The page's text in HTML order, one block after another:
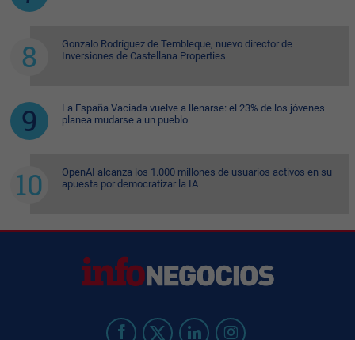
Gonzalo Rodríguez de Tembleque, nuevo director de
Inversiones de Castellana Properties
La España Vaciada vuelve a llenarse: el 23% de los jóvenes
planea mudarse a un pueblo
OpenAI alcanza los 1.000 millones de usuarios activos en su
apuesta por democratizar la IA